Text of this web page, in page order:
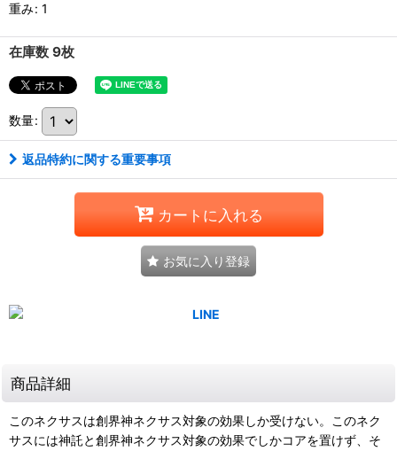
重み: 1
在庫数 9枚
数量:
返品特約に関する重要事項
カートに入れる
お気に入り登録
商品詳細
このネクサスは創界神ネクサス対象の効果しか受けない。このネク
サスには神託と創界神ネクサス対象の効果でしかコアを置けず、そ